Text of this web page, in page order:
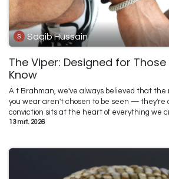
Saqib Hussain
The Viper: Designed for
Know
A t Brahman, we've always believed that the
you wear aren't chosen to be seen — they're
conviction sits at the heart of everything we
13 mrt. 2026